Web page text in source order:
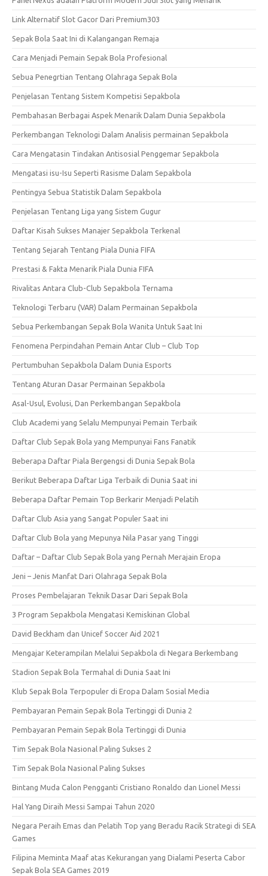
Link Alternatif Slot Gacor Dari Premium303
Sepak Bola Saat Ini di Kalangangan Remaja
Cara Menjadi Pemain Sepak Bola Profesional
Sebua Penegrtian Tentang Olahraga Sepak Bola
Penjelasan Tentang Sistem Kompetisi Sepakbola
Pembahasan Berbagai Aspek Menarik Dalam Dunia Sepakbola
Perkembangan Teknologi Dalam Analisis permainan Sepakbola
Cara Mengatasin Tindakan Antisosial Penggemar Sepakbola
Mengatasi isu-Isu Seperti Rasisme Dalam Sepakbola
Pentingya Sebua Statistik Dalam Sepakbola
Penjelasan Tentang Liga yang Sistem Gugur
Daftar Kisah Sukses Manajer Sepakbola Terkenal
Tentang Sejarah Tentang Piala Dunia FIFA
Prestasi & Fakta Menarik Piala Dunia FIFA
Rivalitas Antara Club-Club Sepakbola Ternama
Teknologi Terbaru (VAR) Dalam Permainan Sepakbola
Sebua Perkembangan Sepak Bola Wanita Untuk Saat Ini
Fenomena Perpindahan Pemain Antar Club – Club Top
Pertumbuhan Sepakbola Dalam Dunia Esports
Tentang Aturan Dasar Permainan Sepakbola
Asal-Usul, Evolusi, Dan Perkembangan Sepakbola
Club Academi yang Selalu Mempunyai Pemain Terbaik
Daftar Club Sepak Bola yang Mempunyai Fans Fanatik
Beberapa Daftar Piala Bergengsi di Dunia Sepak Bola
Berikut Beberapa Daftar Liga Terbaik di Dunia Saat ini
Beberapa Daftar Pemain Top Berkarir Menjadi Pelatih
Daftar Club Asia yang Sangat Populer Saat ini
Daftar Club Bola yang Mepunya Nila Pasar yang Tinggi
Daftar – Daftar Club Sepak Bola yang Pernah Merajain Eropa
Jeni – Jenis Manfat Dari Olahraga Sepak Bola
Proses Pembelajaran Teknik Dasar Dari Sepak Bola
3 Program Sepakbola Mengatasi Kemiskinan Global
David Beckham dan Unicef Soccer Aid 2021
Mengajar Keterampilan Melalui Sepakbola di Negara Berkembang
Stadion Sepak Bola Termahal di Dunia Saat Ini
Klub Sepak Bola Terpopuler di Eropa Dalam Sosial Media
Pembayaran Pemain Sepak Bola Tertinggi di Dunia 2
Pembayaran Pemain Sepak Bola Tertinggi di Dunia
Tim Sepak Bola Nasional Paling Sukses 2
Tim Sepak Bola Nasional Paling Sukses
Bintang Muda Calon Pengganti Cristiano Ronaldo dan Lionel Messi
Hal Yang Diraih Messi Sampai Tahun 2020
Negara Peraih Emas dan Pelatih Top yang Beradu Racik Strategi di SEA
Games
Filipina Meminta Maaf atas Kekurangan yang Dialami Peserta Cabor
Sepak Bola SEA Games 2019